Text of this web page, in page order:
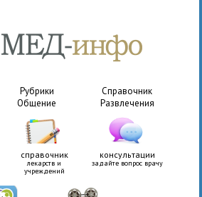
Рубрики
Справочник
Общение Развлечения
справочник
лекарств и
учреждений
консультации
задайте вопрос врачу